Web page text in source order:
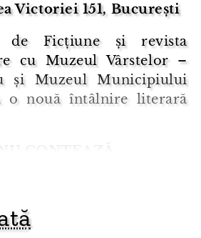
Victoriei 151, București
de Ficțiune și revista
cu Muzeul Vârstelor –
și Muzeul Municipiului
o nouă întâlnire literară
potrivit pentru întâlniri